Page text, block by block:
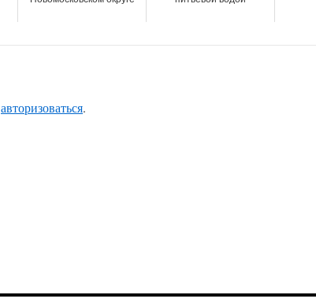
авторизоваться.